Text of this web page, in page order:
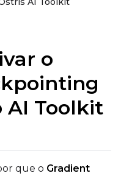
o
AI Toolkit
que o Gradient